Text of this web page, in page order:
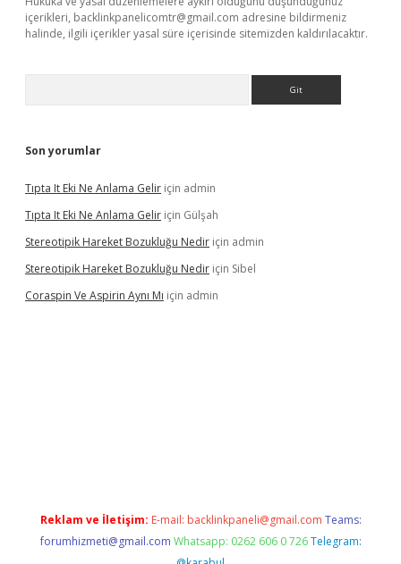
içerikleri, backlinkpanelicomtr@gmail.com adresine bildirmeniz
halinde, ilgili içerikler yasal süre içerisinde sitemizden kaldırılacaktır.
Son yorumlar
Tıpta It Eki Ne Anlama Gelir için admin
Tıpta It Eki Ne Anlama Gelir için Gülşah
Stereotipik Hareket Bozukluğu Nedir için admin
Stereotipik Hareket Bozukluğu Nedir için Sibel
Coraspin Ve Aspirin Aynı Mı için admin
Reklam ve İletişim: E-mail: backlinkpaneli@gmail.com Teams:
forumhizmeti@gmail.com Whatsapp: 0262 606 0 726 Telegram: